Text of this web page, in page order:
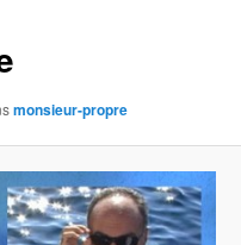
monsieur-propre